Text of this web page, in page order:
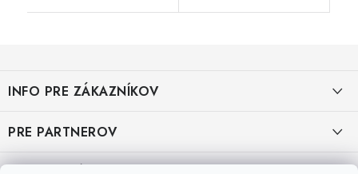
p
ä
i
INFO PRE ZÁKAZNÍKOV
OBCHODNÉ PODMIENKY
PRE PARTNEROV
KATALÓG OBUVI A OPP ČERVA